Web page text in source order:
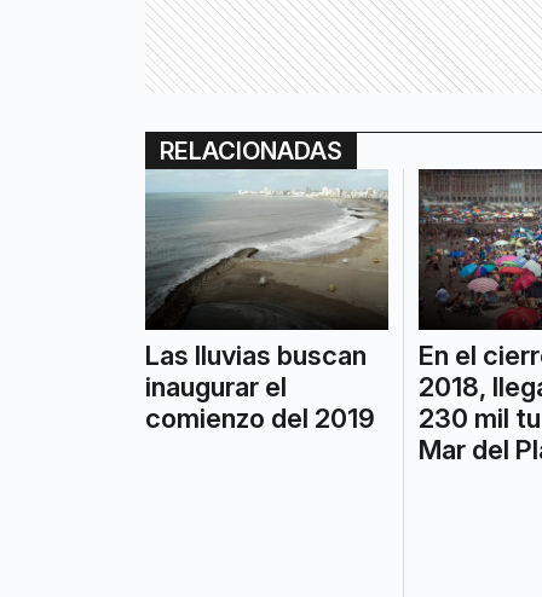
RELACIONADAS
Las lluvias buscan
inaugurar el
comienzo del 2019
En el
2018,
230 mil
Mar del